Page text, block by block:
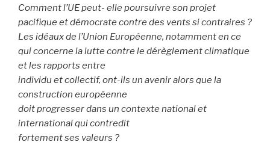
Comment l’UE peut- elle poursuivre son projet
pacifique et démocrate contre des vents si contraires ?
Les idéaux de l’Union Européenne, notamment en ce
qui concerne la lutte contre le dérèglement climatique
et les rapports entre
individu et collectif, ont-ils un avenir alors que la
construction européenne
doit progresser dans un contexte national et
international qui contredit
fortement ses valeurs ?